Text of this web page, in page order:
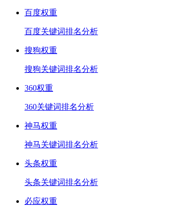
百度权重
百度关键词排名分析
搜狗权重
搜狗关键词排名分析
360权重
360关键词排名分析
神马权重
神马关键词排名分析
头条权重
头条关键词排名分析
必应权重